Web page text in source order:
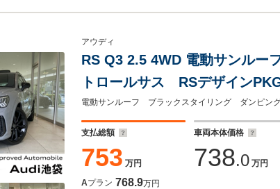
アウディ
RS Q3 2.5 4WD 電動サンル
トロールサス RSデザイン
シート 21インチホイール
支払総額
753 万円
車両本体価格
738.0 万円
Aプラン 768.9万円